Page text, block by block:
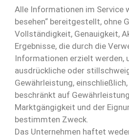
Alle Informationen im Service
besehen“ bereitgestellt, ohne
Vollständigkeit, Genauigkeit,
Ergebnisse, die durch die
Informationen erzielt werden,
ausdrückliche oder
Gewährleistung,
beschränkt auf
Marktgängigkeit und der
bestimmten Zweck.
Das Unternehmen haftet